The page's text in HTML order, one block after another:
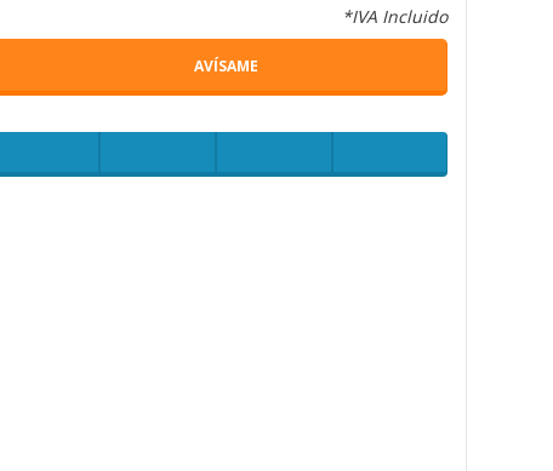
*IVA Incluido
AVÍSAME